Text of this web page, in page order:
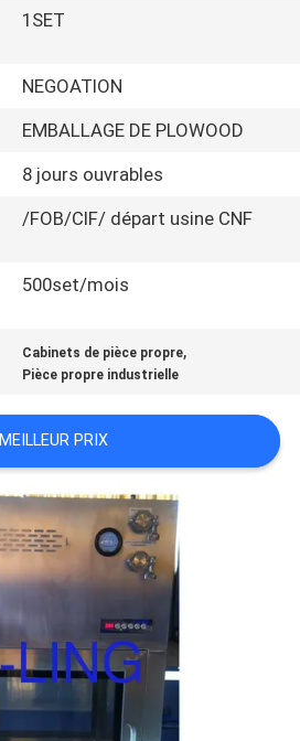
1SET
NEGOATION
EMBALLAGE DE PLOWOOD
8 jours ouvrables
/FOB/CIF/ départ usine CNF
500set/mois
Cabinets de pièce propre,
Pièce propre industrielle
MEILLEUR PRIX